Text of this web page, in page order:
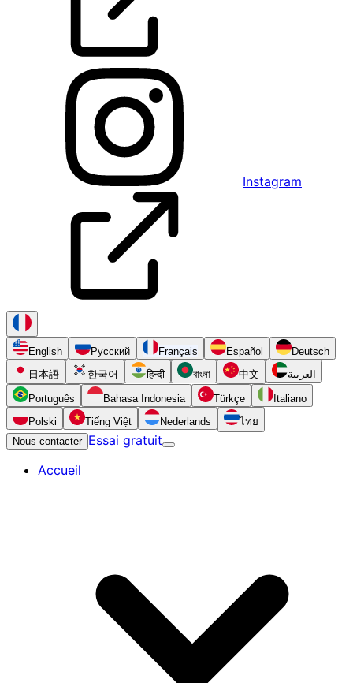
Instagram
English Русский Français Español
Deutsch
日本語
한국어 हिन्दी বাংলা 中文 العربية
Português Bahasa Indonesia Türkçe
Italiano
Polski
Tiếng Việt Nederlands
ไทย
Nous contacter Essai gratuit
Accueil